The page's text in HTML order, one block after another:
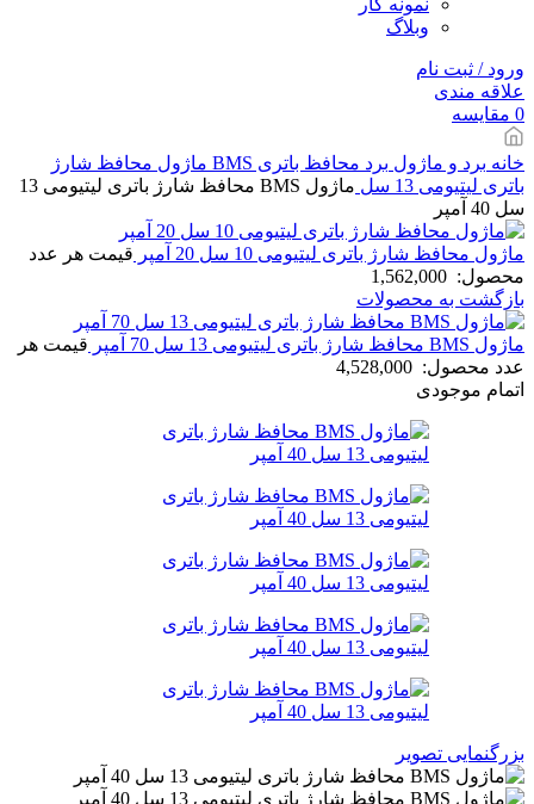
وبلاگ
ورود / ثبت نام
علاقه مندی
0 مقایسه
خانه برد و ماژول برد محافظ باتری BMS
ماژول محافظ شارژ
باتری لیتیومی 13 سل
ماژول BMS محافظ شارژ باتری لیتیومی 13
سل 40 آمپر
ماژول محافظ شارژ باتری لیتیومی 10 سل 20 آمپر
قیمت هر عدد
محصول:
بازگشت به محصولات
ماژول BMS محافظ شارژ باتری لیتیومی 13 سل 70 آمپر
قیمت هر
عدد محصول:
اتمام موجودی
بزرگنمایی تصویر